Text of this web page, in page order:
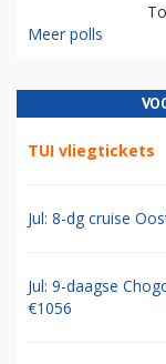
Meer polls
TUI vliegtickets
Jul: 8-dg cruise
Jul: 9-daagse
€1056